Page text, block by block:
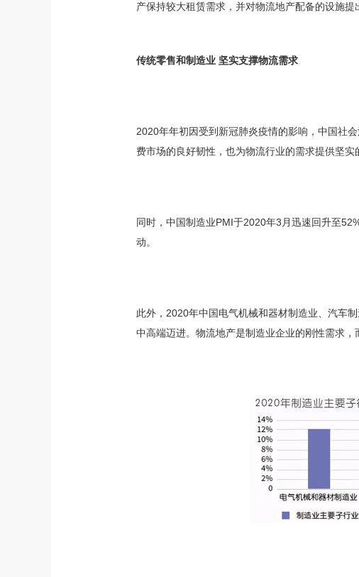
产保持较大租赁需求，并对物流地产配备的设施提
传统零售和制造业 坚实支撑物流需求
2020年年初因受到新冠肺炎疫情的影响，中国社
费市场的良好韧性，也为物流行业的需求提供坚实
同时，中国制造业PMI于2020年3月迅速回升至
动。
此外，2020年中国电气机械和器材制造业、汽车
中高端迈进。物流地产是制造业企业的刚性需求